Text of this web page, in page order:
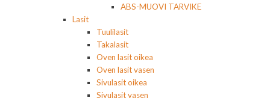
ABS-MUOVI TARVIKE
Lasit
Tuulilasit
Takalasit
Oven lasit oikea
Oven lasit vasen
Sivulasit oikea
Sivulasit vasen